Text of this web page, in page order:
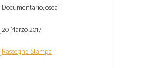
Documentario,osca
20 Marzo 2017
Rassegna Stampa